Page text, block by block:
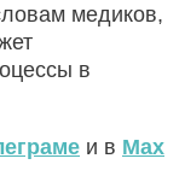
медиков,
в
и в Max